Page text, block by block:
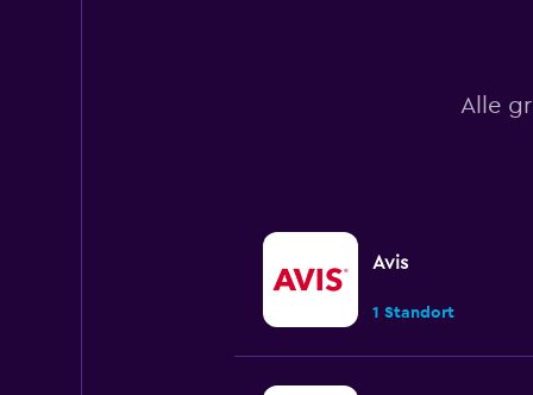
Alle
Avis
1 Standort